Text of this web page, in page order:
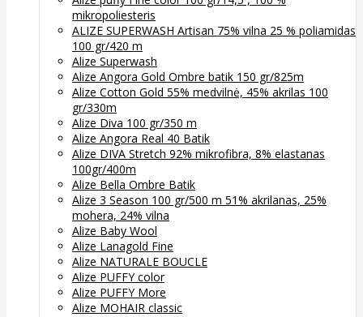
mikropoliesteris
ALIZE SUPERWASH Artisan 75% vilna 25 % poliamidas
100 gr/420 m
Alize Superwash
Alize Angora Gold Ombre batik 150 gr/825m
Alize Cotton Gold 55% medvilnė, 45% akrilas 100
gr/330m
Alize Diva 100 gr/350 m
Alize Angora Real 40 Batik
Alize DIVA Stretch 92% mikrofibra, 8% elastanas
100gr/400m
Alize Bella Ombre Batik
Alize 3 Season 100 gr/500 m 51% akrilanas, 25%
mohera, 24% vilna
Alize Baby Wool
Alize Lanagold Fine
Alize NATURALE BOUCLE
Alize PUFFY color
Alize PUFFY More
Alize MOHAIR classic